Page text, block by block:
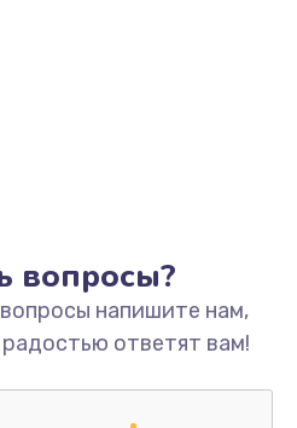
вопросы?
напишите нам,
ответят вам!